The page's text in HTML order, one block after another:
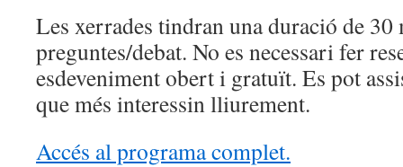
Les xerrades tindran una duració de
preguntes/debat. No es necessari fer
esdeveniment obert i gratuït. Es pot
que més interessin lliurement.
Accés al programa complet.